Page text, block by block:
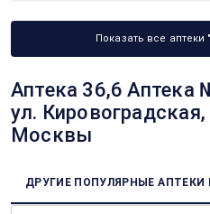
Показать все аптеки
Аптека 36,6 Аптека
ул.
Москвы
ДРУГИЕ ПОПУЛЯРНЫЕ АПТЕКИ